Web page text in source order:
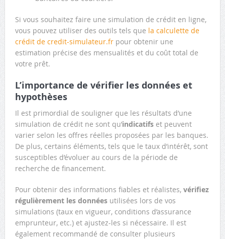
Si vous souhaitez faire une simulation de crédit en ligne,
vous pouvez utiliser des outils tels que la calculette de
crédit de credit-simulateur.frpour obtenir une
estimation précise des mensualités et du coût total de
votre prêt.
L’importance de vérifier les données et
hypothèses
Il est primordial de souligner que les résultats d’une
simulation de crédit ne sont qu’indicatifset peuvent
varier selon les offres réelles proposées par les banques.
De plus, certains éléments, tels que le taux d’intérêt, sont
susceptibles d’évoluer au cours de la période de
recherche de financement.
Pour obtenir des informations fiables et réalistes, vérifiez
régulièrement les donnéesutilisées lors de vos
simulations (taux en vigueur, conditions d’assurance
emprunteur, etc.) et ajustez-les si nécessaire. Il est
également recommandé de consulter plusieurs